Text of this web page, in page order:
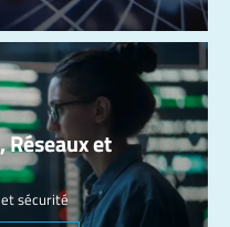
Réseaux et
sécurité